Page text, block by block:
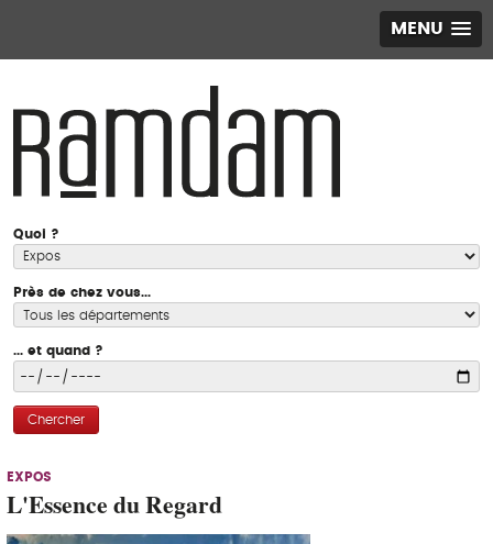
MENU
Quoi ?
Près de chez vous...
... et quand ?
Chercher
EXPOS
L'Essence du Regard